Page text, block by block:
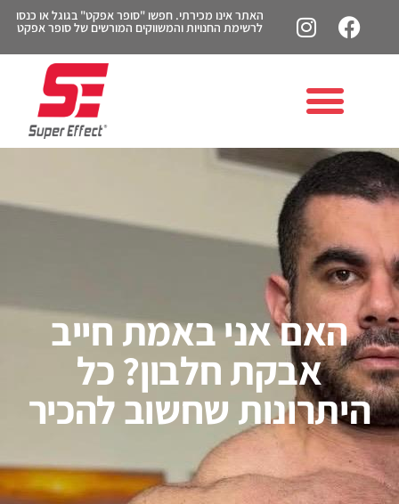
האתר אינו מכירתי. חפשו "סופר אפקט" בגוגל או כנסו
לרשימת החנויות והמשווקים המורשים של סופר אפקט
האם אני באמת חייב
אבקת חלבון? כל
היתרונות שחשוב להכיר